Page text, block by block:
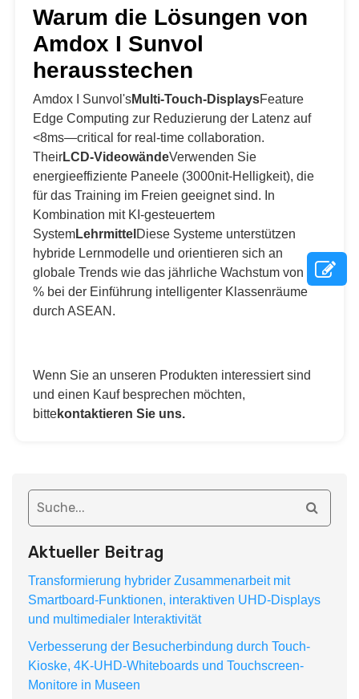
Warum die Lösungen von
Amdox I Sunvol
herausstechen
Amdox I Sunvol'sMulti-Touch-DisplaysFeature
Edge Computing zur Reduzierung der Latenz auf
<8ms—critical for real-time collaboration.
TheirLCD-VideowändeVerwenden Sie
energieeffiziente Paneele (3000nit-Helligkeit), die
für das Training im Freien geeignet sind. In
Kombination mit KI-gesteuertem
SystemLehrmittel Diese Systeme unterstützen
hybride Lernmodelle und orientieren sich an
globale Trends wie das jährliche Wachstum von 15
% bei der Einführung intelligenter Klassenräume
durch ASEAN.
Wenn Sie an unseren Produkten interessiert sind
und einen Kauf besprechen möchten,
bittekontaktieren Sie uns.
Aktueller Beitrag
Transformierung hybrider Zusammenarbeit mit
Smartboard-Funktionen, interaktiven UHD-Displays
und multimedialer Interaktivität
Verbesserung der Besucherbindung durch Touch-
Kioske, 4K-UHD-Whiteboards und Touchscreen-
Monitore in Museen